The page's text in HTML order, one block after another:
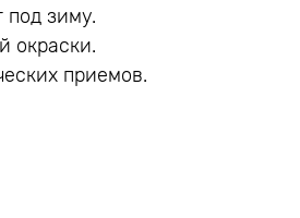
зиму.
окраски.
приемов.